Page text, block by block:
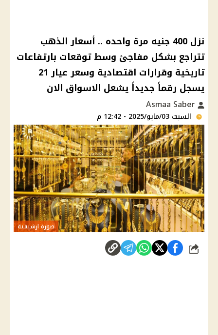
نزل 400 جنيه مرة واحده .. أسعار الذهب
تتراجع بشكل مفاجئ وسط توقعات بارتفاعات
تاريخية وقرارات اقتصادية وسعر عيار 21
يسجل رقماً جديداً يشعل الاسواق الان
السبت 03/مايو/2025 - 12:42 م
صورة ارشيفية
شارك